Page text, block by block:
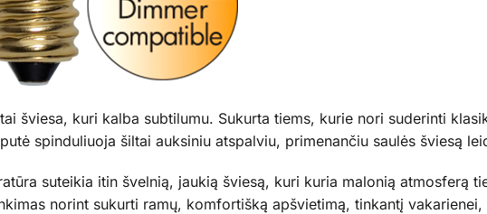
šviesa, kuri kalba subtilumu. Sukurta tiems, kurie nori suderinti
spinduliuoja šiltai auksiniu atspalviu, primenančiu saulės šviesą
suteikia itin švelnią, jaukią šviesą, kuri kuria malonią atmosferą
norint sukurti ramų, komfortišką apšvietimą, tinkantį